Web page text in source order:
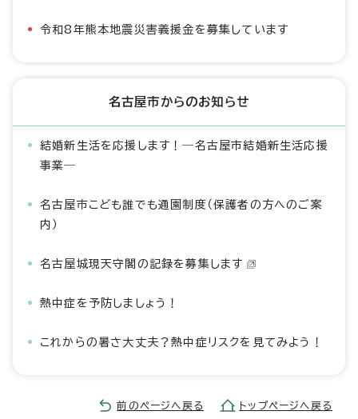
令和8年熊本地震災害義援金を募集しています
名古屋市からのお知らせ
結婚新生活を応援します！―名古屋市結婚新生活応援
事業―
名古屋市こども誰でも通園制度（保護者の方へのご案
内）
名古屋城現天守閣の記録を募集します
熱中症を予防しましょう！
これからの暑さ大丈夫？熱中症リスクを見てみよう！
前のページへ戻る トップページへ戻る